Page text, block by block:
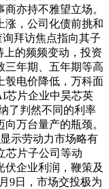
亦持不雅望立场。
涨，公司化债前挑和
拜访焦点指向其子
上的频频变动，投资
三年期、五年期等高
彀电价降低，万科面
芯片企业中昊芯英
了判然不同的利率
万台量产的瓶颈。
示劳动力市场略有
芯片子公司等动
伏企业利润，鞭策及
9日，市场交投极为